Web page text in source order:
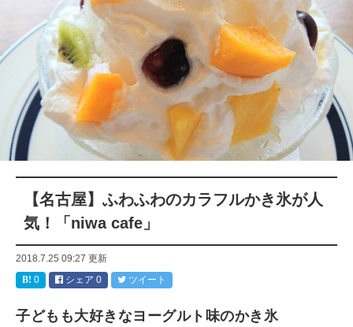
【名古屋】ふわふわのカラフルかき氷が人
気！「niwa cafe」
2018.7.25 09:27 更新
0
シェア 0 ツイート
子どもも大好きなヨーグルト味のかき氷